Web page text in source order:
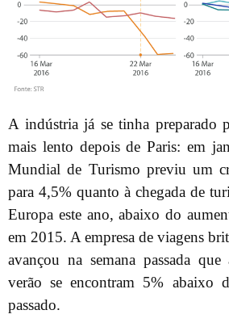
A indústria já se tinha preparado
mais lento depois de Paris: em
Mundial de Turismo previu um
para 4,5% quanto à chegada de
Europa este ano, abaixo do
em 2015. A empresa de viagens
avançou na semana passada que
verão se encontram 5% abaixo
passado.